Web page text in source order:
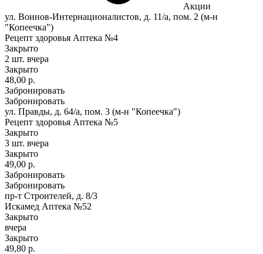
Акции
ул. Воинов-Интернационалистов, д. 11/а, пом. 2 (м-н
"Копеечка")
Рецепт здоровья Аптека №4
Закрыто
2 шт. вчера
Закрыто
48,00 р.
Забронировать
Забронировать
ул. Правды, д. 64/а, пом. 3 (м-н "Копеечка")
Рецепт здоровья Аптека №5
Закрыто
3 шт. вчера
Закрыто
49,00 р.
Забронировать
Забронировать
пр-т Строителей, д. 8/3
Искамед Аптека №52
Закрыто
вчера
Закрыто
49,80 р.